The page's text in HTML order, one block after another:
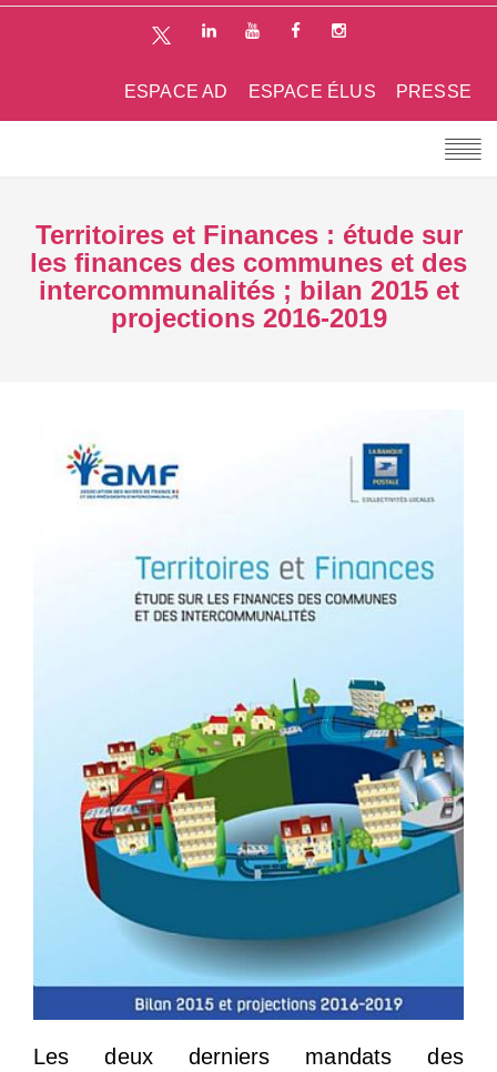
PRESSE
ESPACE ÉLUS
ESPACE AD
Territoires et Finances : étude sur
les finances des communes et des
intercommunalités ; bilan 2015 et
projections 2016-2019
Les deux derniers mandats des